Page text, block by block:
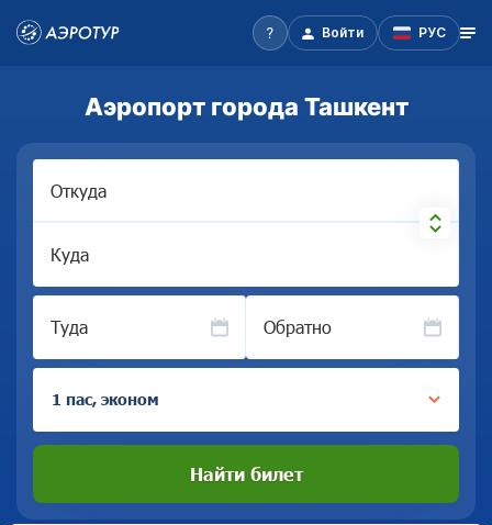
Войти РУС
Аэропорт города Ташкент
Откуда
Куда
Туда Обратно
1 пас, эконом
Найти билет